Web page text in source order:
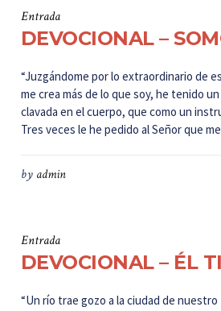
Entrada
DEVOCIONAL –
“Juzgándome por lo extraordinario de
me crea más de lo que soy, he tenido
clavada en el cuerpo, que como un
Tres veces le he pedido al Señor que
by admin
Entrada
DEVOCIONAL – ÉL
“Un río trae gozo a la ciudad de